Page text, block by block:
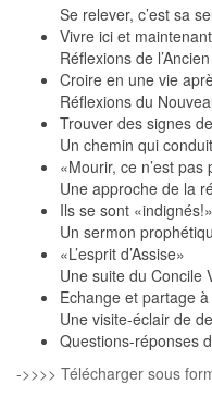
Se relever, c’est sa
Vivre ici et
Réflexions de
Croire en une vie
Réflexions du
Trouver des signes
Un chemin qui
«Mourir, ce n’est
Une approche de la
Ils se sont «indignés!»
Un sermon
«L’esprit d’Assise»
Une suite du Concile
Echange et partage
Une visite-éclair de
Questions-réponses
->>>> Télécharger sous